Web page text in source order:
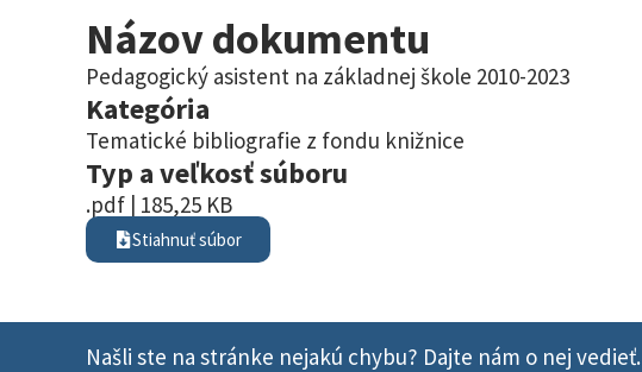
Názov dokumentu
Pedagogický asistent na základnej škole 2010-2023
Kategória
Tematické bibliografie z fondu knižnice
Typ a veľkosť súboru
.pdf | 185,25 KB
Stiahnuť súbor
Našli ste na stránke nejakú chybu? Dajte nám o nej vedieť.